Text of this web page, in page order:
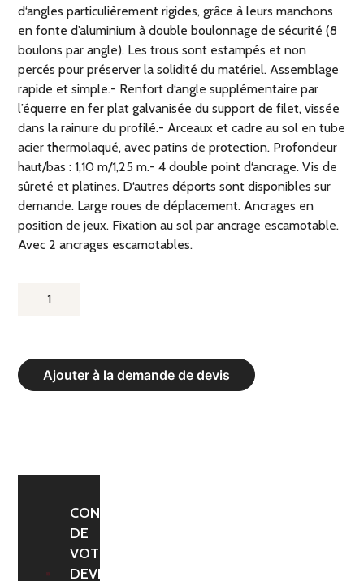
d‘angles particulièrement rigides, grâce à leurs manchons
en fonte d’aluminium à double boulonnage de sécurité (8
boulons par angle). Les trous sont estampés et non
percés pour préserver la solidité du matériel. Assemblage
rapide et simple.- Renfort d‘angle supplémentaire par
l’équerre en fer plat galvanisée du support de filet, vissée
dans la rainure du profilé.- Arceaux et cadre au sol en tube
acier thermolaqué, avec patins de protection. Profondeur
haut/bas : 1,10 m/1,25 m.- 4 double point d‘ancrage. Vis de
sûreté et platines. D‘autres déports sont disponibles sur
demande. Large roues de déplacement. Ancrages en
position de jeux. Fixation au sol par ancrage escamotable.
Avec 2 ancrages escamotables.
Ajouter à la demande de devis
QUANTITÉ
DE
HANDBALL
CONFIRMATION
DE
VOTRE
DEVIS